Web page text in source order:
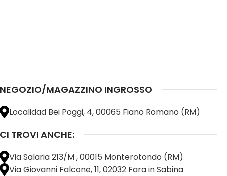
NEGOZIO/MAGAZZINO INGROSSO
Localidad Bei Poggi, 4, 00065 Fiano Romano (RM)
CI TROVI ANCHE:
Via Salaria 213/M , 00015 Monterotondo (RM)
Via Giovanni Falcone, 11, 02032 Fara in Sabina